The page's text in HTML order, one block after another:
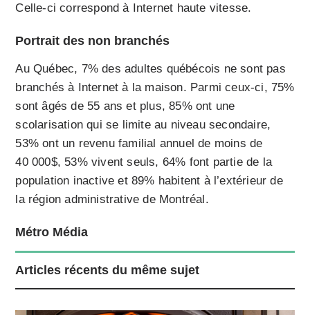
Celle-ci correspond à Internet haute vitesse.
Portrait des non branchés
Au Québec, 7% des adultes québécois ne sont pas
branchés à Internet à la maison. Parmi ceux-ci, 75%
sont âgés de 55 ans et plus, 85% ont une
scolarisation qui se limite au niveau secondaire,
53% ont un revenu familial annuel de moins de
40 000$, 53% vivent seuls, 64% font partie de la
population inactive et 89% habitent à l’extérieur de
la région administrative de Montréal.
Métro Média
Articles récents du même sujet